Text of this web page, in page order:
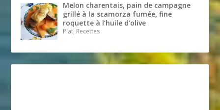
Melon charentais, pain de campagne
grillé à la scamorza fumée, fine
roquette à l’huile d’olive
Plat, Recettes